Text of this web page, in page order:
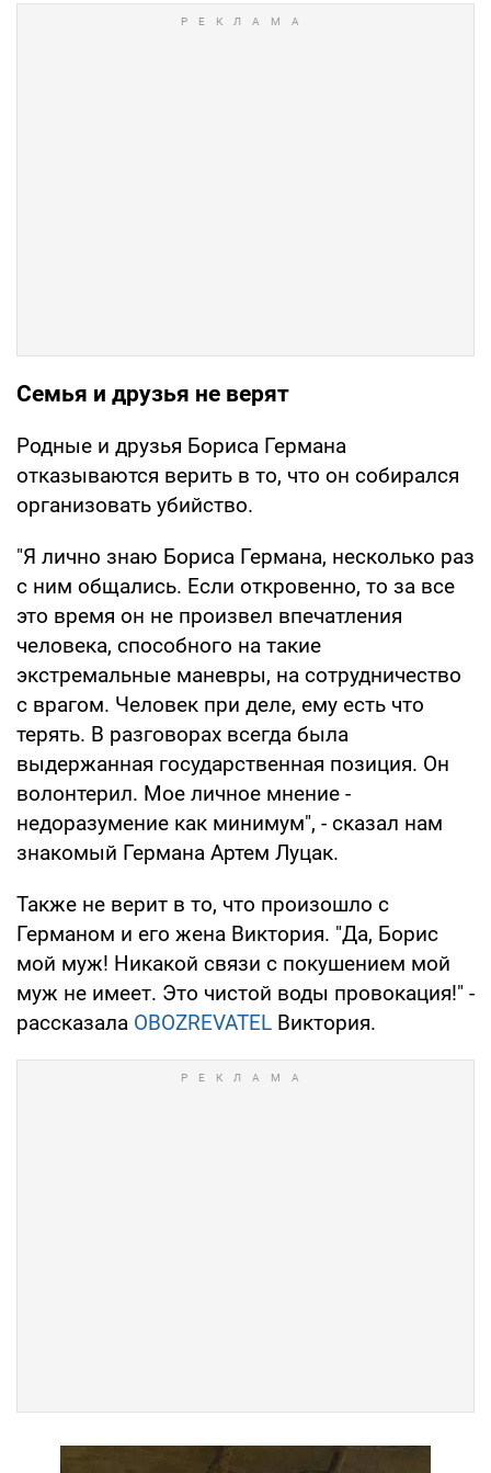
Семья и друзья не верят
Родные и друзья Бориса Германа
отказываются верить в то, что он собирался
организовать убийство.
"Я лично знаю Бориса Германа, несколько раз
с ним общались. Если откровенно, то за все
это время он не произвел впечатления
человека, способного на такие
экстремальные маневры, на сотрудничество
с врагом. Человек при деле, ему есть что
терять. В разговорах всегда была
выдержанная государственная позиция. Он
волонтерил. Мое личное мнение -
недоразумение как минимум", - сказал нам
знакомый Германа Артем Луцак.
Также не верит в то, что произошло с
Германом и его жена Виктория. "Да, Борис
мой муж! Никакой связи с покушением мой
муж не имеет. Это чистой воды провокация!" -
рассказала OBOZREVATEL Виктория.